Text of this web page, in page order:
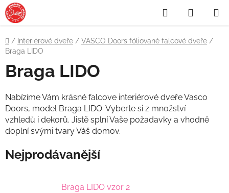
Přejít
na
obsah
Hledat
KOŠÍK
Domů
/ Interiérové dveře / VASCO Doors fóliované falcové dveře /
Braga LIDO
Braga LIDO
Nabízíme Vám krásné falcove interiérové dveře Vasco
Doors, model Braga LIDO. Vyberte si z množství
vzhledů i dekorů. Jistě splní Vaše požadavky a vhodně
doplní svými tvary Váš domov.
Nejprodávanější
Braga LIDO vzor 2